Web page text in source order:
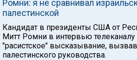
Ромни: я не сравнивал
палестинской
Кандидат в президенты США от
Митт Ромни в интервью
"расистское" высказывание,
палестинского руководства.